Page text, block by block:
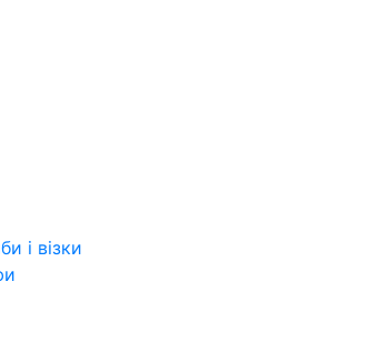
і візки